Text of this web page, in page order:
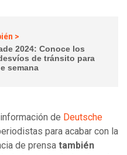
>
2024: Conoce los
de tránsito para
semana
de Deutsche
para acabar con la
de prensa también